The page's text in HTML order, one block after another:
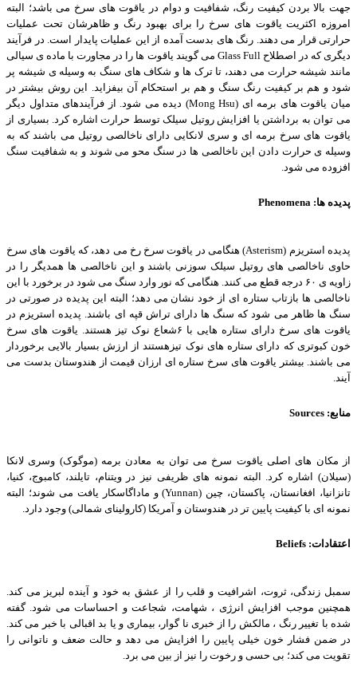
جهت بالا بردن کیفیت رنگ، شفافیت و دوام در یاقوت های سرخ می باشد؛ البته
امروزه اکثریت یاقوت های سرخ را برای بهبود رنگ و ظاهرشان تحت عملیات
حرارتی قرار می دهند. رنگ های بدست آمده از این عملیات پایدار است. در فرآیند
دیگری که در اصطلاح Glass Full می گویند یاقوت ها را در مجاورت با ماده ی سیالی
مانند شیشه حرارت می دهند، تا ترک ها و شکاف های سنگ به وسیله ی شیشه پر
شود و هم بر کیفیت رنگ سنگ و هم بر استحکام آن بیفزاید. این روش بیشتر در
میان یاقوت های برمه ای (Mong Hsu) دیده می شود. از فرآیندهای متداول دیگر
می توان به برداشتن یا افزایش روتیل سیلک توسط حرارت اشاره کرد. بسیاری از
یاقوت های سرخ برمه ای و سری لانکایی دارای ناخالصی روتیل می باشند که به
وسیله ی حرارت دادن این ناخالصی ها در سنگ محو می شوند و به شفافیت سنگ
افزوده می شود
پدیده هاPhenomena :
پدیده استریزم (Asterism) هنگامی در یاقوت سرخ رخ می دهد، که یاقوت های سرخ
حاوی ناخالصی های روتیل سیلک سوزنی باشند و این ناخالصی ها همدیگر را در
زاویه ی
۶ ٠ درجه قطع می کنند. هنگامی که نور وارد سنگ می شود در برخورد با این
ناخالصی ها بازتاب ستاره ای از خود نشان می دهد؛ البته این پدیده در صورتی در
سنگ ها ظاهر می شود که سنگ ها دارای تراش قپه ای باشند. پدیده استریزم در
یاقوت های سرخ دارای ستاره هایی با ۶شعاع نوک تیز هستند. یاقوت های سرخ
خون کبوتری که دارای ستاره های نوک تیزهستند از ارزش بسیار بالایی برخوردار
می باشند. بیشتر یاقوت های سرخ ستاره ای ارزان قیمت از هندوستان بدست می
آیند
منابعSources :
از مکان های اصلی یاقوت سرخ می توان به معادن برمه (موگوک) وسری لانکا
(سیلان) اشاره کرد. البته نمونه های ظریفی نیز در ویتنام، تایلند، کامبوج، کنیا،
تانزانیا، افغانستان، پاکستان، چین (Yunnan)و ماداگاسکار یافت می شوند؛ البته
نمونه ای با کیفیت پایین تر در هندوستان و آمریکا (کارولینای شمالی) وجود دارد
اعتقاداتBeliefs :
سمبل زندگی، ثروت، اشرافیت و قلب را از عشق به خود و آینده لبریز می کند.
همچنین موجب افزایش انرژی ، شهامت، شجاعت و احساسات می شود. گفته
شده با تغییر رنگ ، مالکش را از خبری نا گوار، بیماری و یا بد اقبالی با خبر می کند.
در ضمن فشار خون خیلی پایین را افزایش می دهد و حالت ضعف و ناتوانی را
تقویت می کند؛ بی حسی و رخوت را نیز از بین می برد